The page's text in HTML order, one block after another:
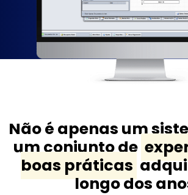
Não é apenas um
um conjunto de
boas práticas
longo dos